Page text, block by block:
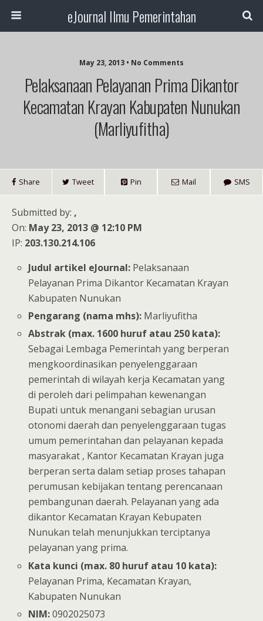
eJournal Ilmu Pemerintahan
May 23, 2013 • No Comments
Pelaksanaan Pelayanan Prima Dikantor
Kecamatan Krayan Kabupaten Nunukan
(Marliyufitha)
Share Tweet Pin Mail SMS
Submitted by: ,
On: May 23, 2013 @ 12:10 PM
IP: 203.130.214.106
Judul artikel eJournal: Pelaksanaan
Pelayanan Prima Dikantor Kecamatan Krayan
Kabupaten Nunukan
Pengarang (nama mhs): Marliyufitha
Abstrak (max. 1600 huruf atau 250 kata):
Sebagai Lembaga Pemerintah yang berperan
mengkoordinasikan penyelenggaraan
pemerintah di wilayah kerja Kecamatan yang
di peroleh dari pelimpahan kewenangan
Bupati untuk menangani sebagian urusan
otonomi daerah dan penyelenggaraan tugas
umum pemerintahan dan pelayanan kepada
masyarakat , Kantor Kecamatan Krayan juga
berperan serta dalam setiap proses tahapan
perumusan kebijakan tentang perencanaan
pembangunan daerah. Pelayanan yang ada
dikantor Kecamatan Krayan Kebupaten
Nunukan telah menunjukkan terciptanya
pelayanan yang prima.
Kata kunci (max. 80 huruf atau 10 kata):
Pelayanan Prima, Kecamatan Krayan,
Kabupaten Nunukan
NIM:0902025073